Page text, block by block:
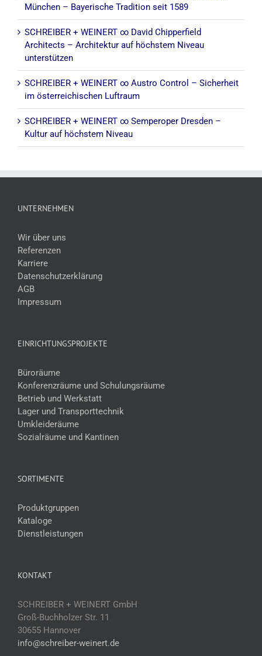
München – Bayerische Tradition seit 1589
SCHREIBER + WEINERT ∞ David Chipperfield
Architects – Architektur auf höchstem Niveau
unterstützen
SCHREIBER + WEINERT ∞ Austro Control – Sicherheit
im österreichischen Luftraum
SCHREIBER + WEINERT ∞ Semperoper Dresden –
Kultur auf höchstem Niveau
UNTERNEHMEN
Wir über uns
Referenzen
Karriere
Datenschutzerklärung
AGB
Impressum
EINRICHTUNGSPROJEKTE
Büroräume
Konferenzräume und Schulungsräume
Betrieb und Werkstatt
Lager und Transporttechnik
Umkleideräume
Sozialräume und Kantinen
SORTIMENTE
Produktgruppen
Kataloge
Dienstleistungen
KONTAKT
SCHREIBER + WEINERT GmbH
Groß-Buchholzer Str. 11
30655 Hannover
info@schreiber-weinert.de